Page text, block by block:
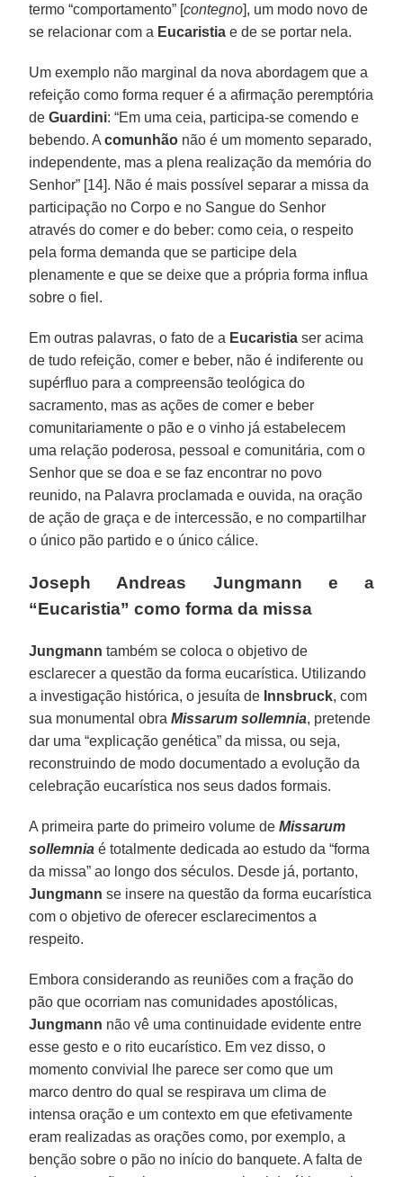
termo “comportamento” [contegno], um modo novo de
se relacionar com a Eucaristia e de se portar nela.
Um exemplo não marginal da nova abordagem que a
refeição como forma requer é a afirmação peremptória
deGuardini: “Em uma ceia, participa-se comendo e
bebendo. Acomunhão não é um momento separado,
independente, mas a plena realização da memória do
Senhor” [14]. Não é mais possível separar a missa da
participação no Corpo e no Sangue do Senhor
através do comer e do beber: como ceia, o respeito
pela forma demanda que se participe dela
plenamente e que se deixe que a própria forma influa
sobre o fiel.
Em outras palavras, o fato de a Eucaristia ser acima
de tudo refeição, comer e beber, não é indiferente ou
supérfluo para a compreensão teológica do
sacramento, mas as ações de comer e beber
comunitariamente o pão e o vinho já estabelecem
uma relação poderosa, pessoal e comunitária, com o
Senhor que se doa e se faz encontrar no povo
reunido, na Palavra proclamada e ouvida, na oração
de ação de graça e de intercessão, e no compartilhar
o único pão partido e o único cálice.
Joseph Andreas Jungmann e a
“Eucaristia” como forma da missa
Jungmann também se coloca o objetivo de
esclarecer a questão da forma eucarística. Utilizando
a investigação histórica, o jesuíta de Innsbruck, com
sua monumental obraMissarum sollemnia, pretende
dar uma “explicação genética” da missa, ou seja,
reconstruindo de modo documentado a evolução da
celebração eucarística nos seus dados formais.
A primeira parte do primeiro volume deMissarum
sollemnia é totalmente dedicada ao estudo da “forma
da missa” ao longo dos séculos. Desde já, portanto,
Jungmann se insere na questão da forma eucarística
com o objetivo de oferecer esclarecimentos a
respeito.
Embora considerando as reuniões com a fração do
pão que ocorriam nas comunidades apostólicas,
Jungmann não vê uma continuidade evidente entre
esse gesto e o rito eucarístico. Em vez disso, o
momento convivial lhe parece ser como que um
marco dentro do qual se respirava um clima de
intensa oração e um contexto em que efetivamente
eram realizadas as orações como, por exemplo, a
benção sobre o pão no início do banquete. A falta de